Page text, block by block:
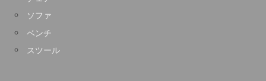
ソファ
ベンチ
スツール